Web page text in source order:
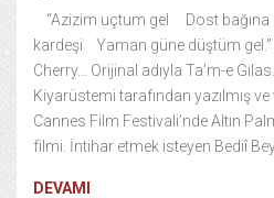
“Azizim uçtum gel Dost
kardeşi Yaman güne düştüm gel.”
Cherry… Orijinal adıyla Ta’m-e
Kiyarüstemi tarafından yazılmış
Cannes Film Festivali’nde Altın
filmi. İntihar etmek isteyen Bediî
DEVAMI